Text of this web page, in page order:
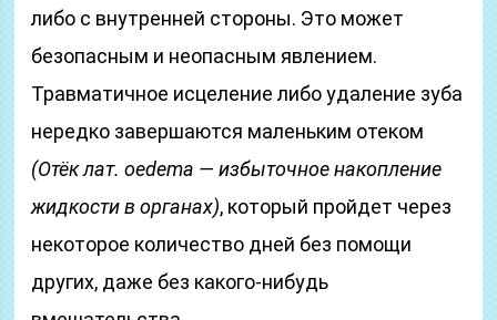
либо с внутренней стороны. Это может
безопасным и неопасным явлением.
Травматичное исцеление либо удаление зуба
нередко завершаются маленьким отеком
(Отёк лат. oedema — избыточное накопление
жидкости в органах), который пройдет через
некоторое количество дней без помощи
других, даже без какого-нибудь